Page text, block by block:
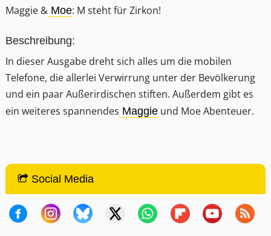
Maggie & Moe: M steht für Zirkon!
Beschreibung:
In dieser Ausgabe dreht sich alles um die mobilen
Telefone, die allerlei Verwirrung unter der Bevölkerung
und ein paar Außerirdischen stiften. Außerdem gibt es
ein weiteres spannendes Maggie und Moe Abenteuer.
Social Media